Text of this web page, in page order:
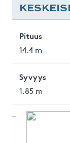
Pituus
14.4 m
Syvyys
1.85 m